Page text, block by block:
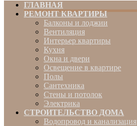
ГЛАВНАЯ
РЕМОНТ КВАРТИРЫ
Балконы и лоджии
Вентиляция
Интерьер квартиры
Кухня
Окна и двери
Освещение в квартире
Полы
Сантехника
Стены и потолок
Электрика
СТРОИТЕЛЬСТВО ДОМА
Водопровод и канализация